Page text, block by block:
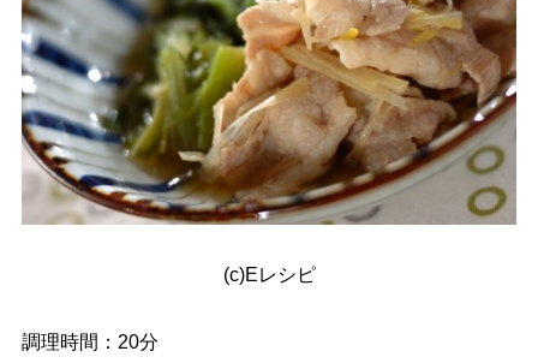
(c)Eレシピ
調理時間：20分